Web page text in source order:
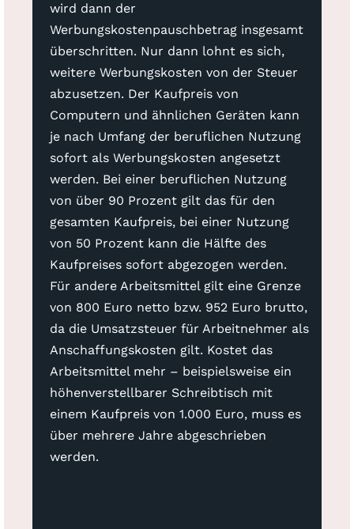
wird dann der
Werbungskostenpauschbetrag insgesamt
überschritten. Nur dann lohnt es sich,
weitere Werbungskosten von der Steuer
abzusetzen. Der Kaufpreis von
Computern und ähnlichen Geräten kann
je nach Umfang der beruflichen Nutzung
sofort als Werbungskosten angesetzt
werden. Bei einer beruflichen Nutzung
von über 90 Prozent gilt das für den
gesamten Kaufpreis, bei einer Nutzung
von 50 Prozent kann die Hälfte des
Kaufpreises sofort abgezogen werden.
Für andere Arbeitsmittel gilt eine Grenze
von 800 Euro netto bzw. 952 Euro brutto,
da die Umsatzsteuer für Arbeitnehmer als
Anschaffungskosten gilt. Kostet das
Arbeitsmittel mehr – beispielsweise ein
höhenverstellbarer Schreibtisch mit
einem Kaufpreis von 1.000 Euro, muss es
über mehrere Jahre abgeschrieben
werden.